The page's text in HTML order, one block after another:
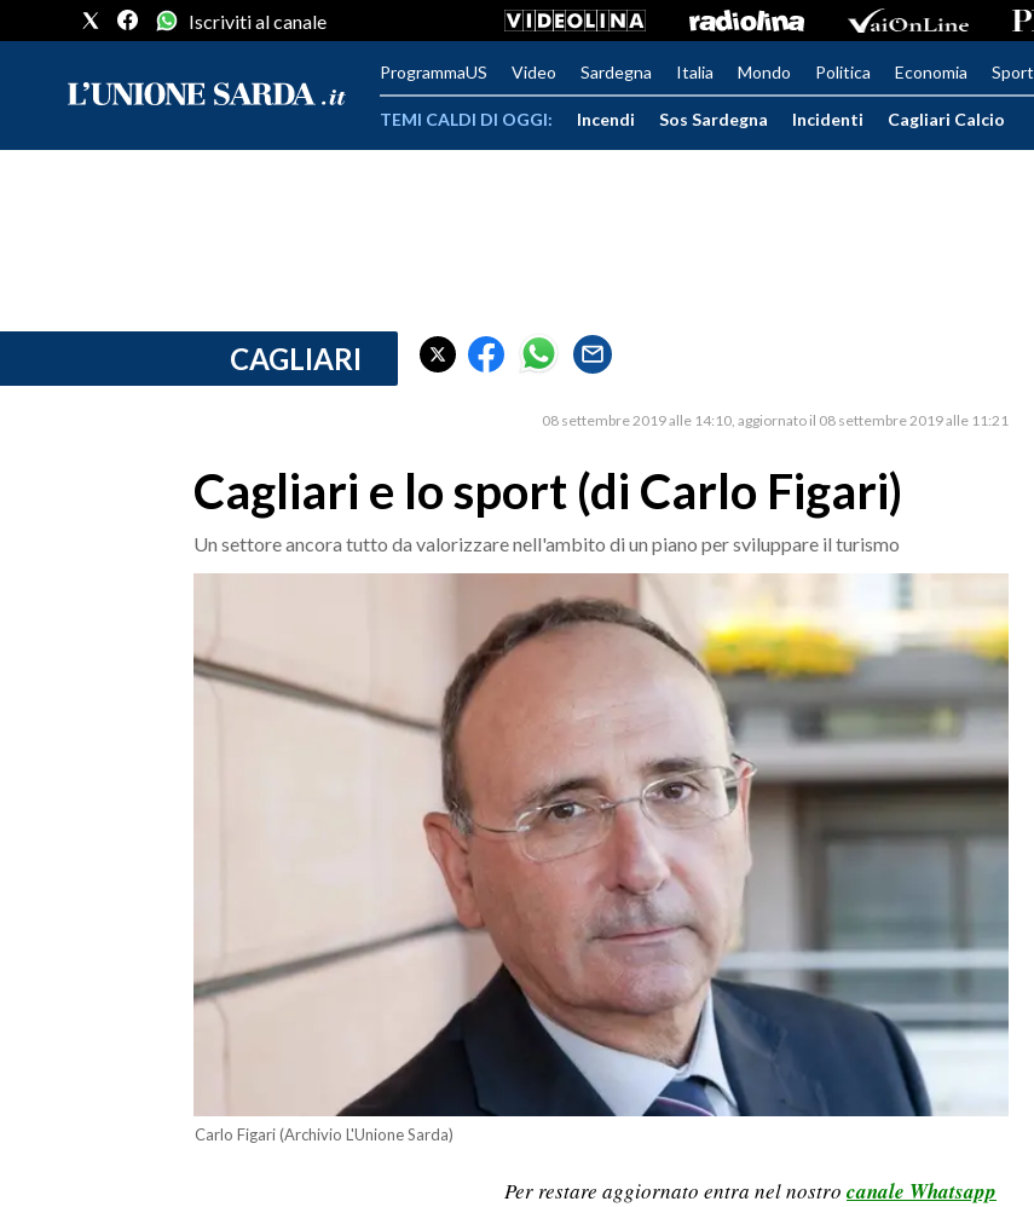
PROVINCIA DI CAGLIARI
Iscriviti al canale
ProgrammaUS Video Sardegna Italia Mondo Politica Economia Sport
TEMI CALDI DI OGGI: Incendi Sos Sardegna Incidenti Cagliari Calcio
CAGLIARI
08 settembre 2019 alle 14:10 aggiornato il 08 settembre 2019 alle 11:21
Cagliari e lo sport (di Carlo Figari)
Un settore ancora tutto da valorizzare nell'ambito di un piano per sviluppare il turismo
Carlo Figari (Archivio L'Unione Sarda)
Per restare aggiornato entra nel nostro canale Whatsapp